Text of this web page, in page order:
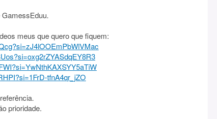
meus que quero que fiquem:
tfnA4qr_jZO
prioridade.